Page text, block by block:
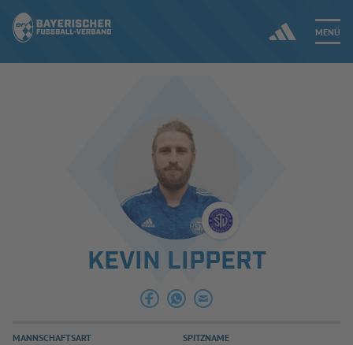
MENÜ
ERGEBNISSE & WETTBEWERBE
SPIELBETRIEB & VERBANDSLEBEN
AUSBILDUNG & FÖRDERUNG
KEVIN LIPPERT
MANNSCHAFTSART SPITZNAME